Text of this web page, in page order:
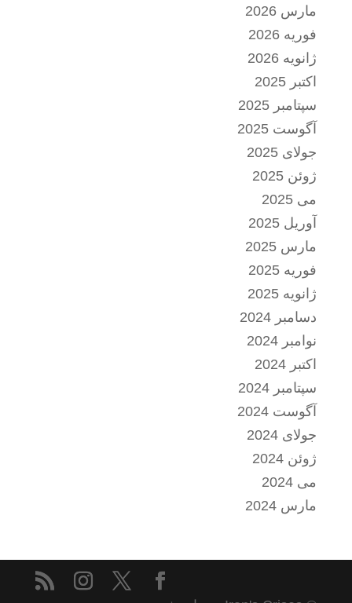
مارس 2026
فوریه 2026
ژانویه 2026
اکتبر 2025
سپتامبر 2025
آگوست 2025
جولای 2025
ژوئن 2025
می 2025
آوریل 2025
مارس 2025
فوریه 2025
ژانویه 2025
دسامبر 2024
نوامبر 2024
اکتبر 2024
سپتامبر 2024
آگوست 2024
جولای 2024
ژوئن 2024
می 2024
مارس 2024